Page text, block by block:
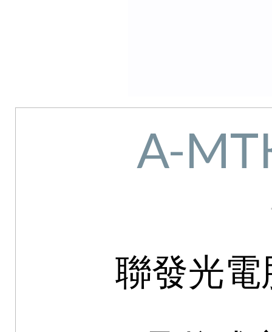
A-
聯發光